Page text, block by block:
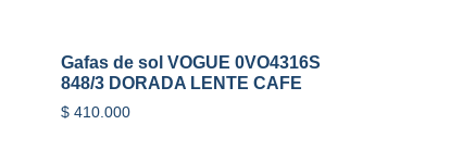
Gafas de sol VOGUE 0VO4316S
848/3 DORADA LENTE CAFE
$ 410.000